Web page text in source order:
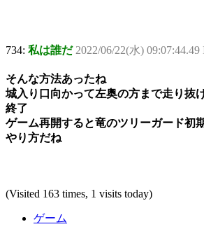
734: 私は誰だ 2022/06/22(水)
そんな方法あったね
城入り口向かって左奥の方まで走り抜
終了
ゲーム再開すると竜のツリーガード初
やり方だね
(Visited 163 times, 1 visits today)
ゲーム